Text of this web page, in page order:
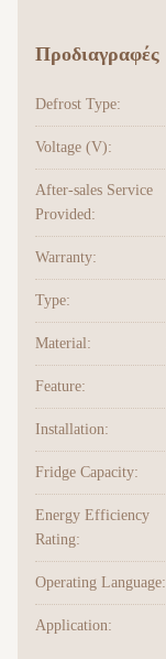
Προδιαγραφές
Defrost Type:
Voltage (V):
After-sales Service
Provided:
Warranty:
Type:
Material:
Feature:
Installation:
Fridge Capacity:
Energy Efficiency
Rating:
Operating Language:
Application: